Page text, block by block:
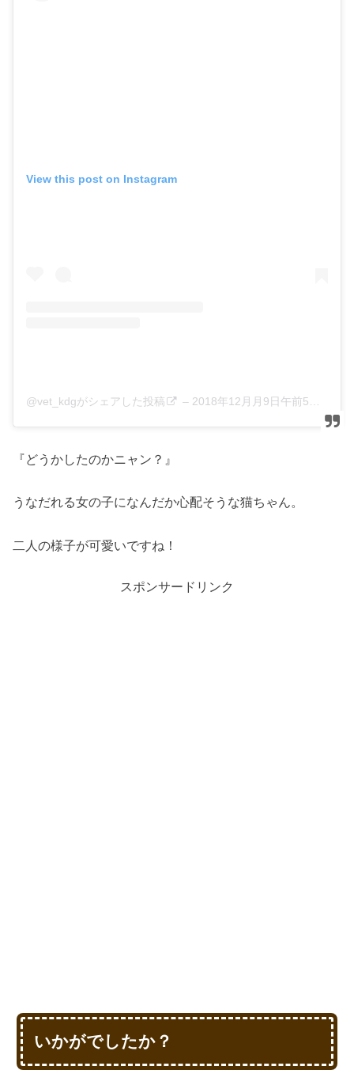
View this post on Instagram
@vet_kdgがシェアした投稿 – 2018年12月月9日午前5時38分PST
『どうかしたのかニャン？』
うなだれる女の子になんだか心配そうな猫ちゃん。
二人の様子が可愛いですね！
スポンサードリンク
いかがでしたか？